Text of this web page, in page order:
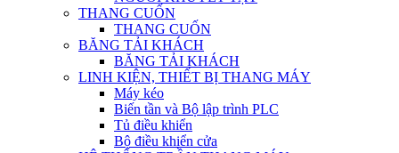
THANG CUỐN
THANG CUỐN
BĂNG TẢI KHÁCH
BĂNG TẢI KHÁCH
LINH KIỆN, THIẾT BỊ THANG MÁY
Máy kéo
Biến tần và Bộ lập trình PLC
Tủ điều khiển
Bộ điều khiển cửa